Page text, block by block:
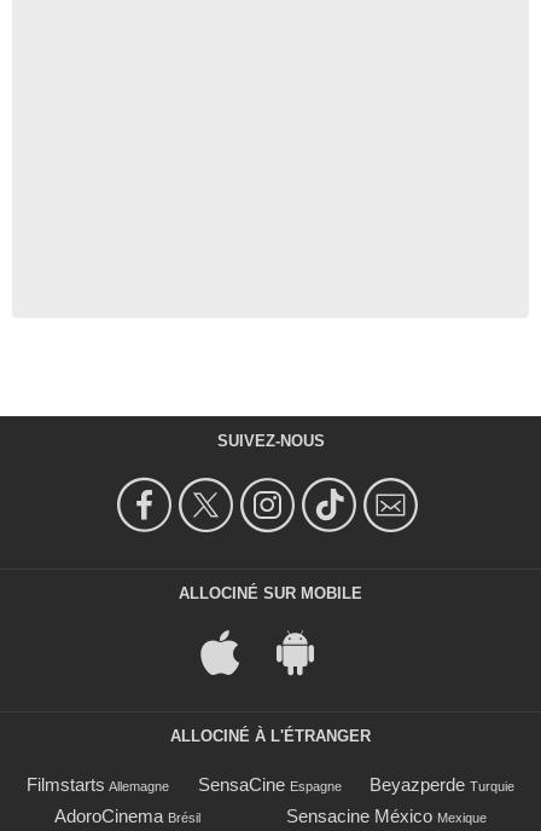
SUIVEZ-NOUS
ALLOCINÉ SUR MOBILE
ALLOCINÉ À L'ÉTRANGER
Filmstarts Allemagne SensaCine Espagne Beyazperde Turquie
AdoroCinema Brésil Sensacine México Mexique